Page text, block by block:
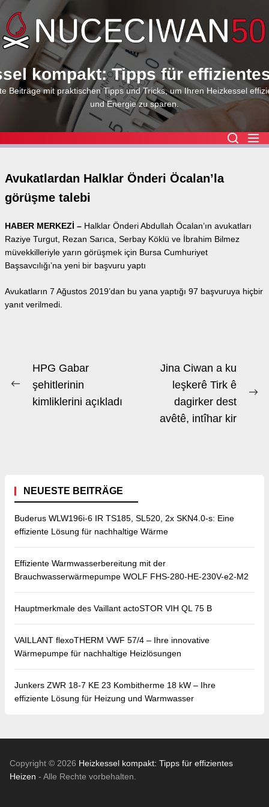
to
the
content
kompakt: Tipps für
Beiträge mit praktischen Tipps und Tricks, um Ihren Heizkessel
und Energie zu sparen.
Avukatlardan Halklar Önderi Öcalan’la
görüşme talebi
HABER MERKEZİ – Halklar Önderi Abdullah Öcalan’ın avukatları
Raziye Turgut, Rezan Sarıca, Serbay Köklü ve İbrahim Bilmez
müvekkilleriyle yarın görüşmek için Bursa Cumhuriyet
Başsavcılığı’na yeni bir başvuru yaptı
Avukatların 7 Ağustos 2019’dan bu yana yaptığı 97 başvuruya hiçbir
yanıt verilmedi.
Beitrags-
Navigation
Previous
post:
HPG Gabar
şehitlerinin
kimliklerini açıkladı
Jina Ciwan a ku
leşkerê Tirk ê
dagirker dest
avêtê, intîhar kir
NEUESTE BEITRÄGE
Buderus WLW196i-6 IR TS185, SL520, 2x SKN4.0-s: Eine
effiziente Lösung für nachhaltige Wärme
Effiziente Warmwasserbereitung mit der
Brauchwasserwärmepumpe WOLF FHS-280-HE-230V-e2-M2
Hauptmerkmale des Vaillant actoSTOR VIH QL 75 B
VAILLANT flexoTHERM VWF 57/4 – Ihre innovative
Wärmepumpe für nachhaltige Heizlösungen
Junkers ZWR 18-7 KE 23 Kombitherme 18 kW – Ihre
effiziente Lösung für Heizung und Warmwasser
Copyright © 2026 Heizkessel kompakt: Tipps für effizientes
Heizen - Alle Rechte vorbehalten.